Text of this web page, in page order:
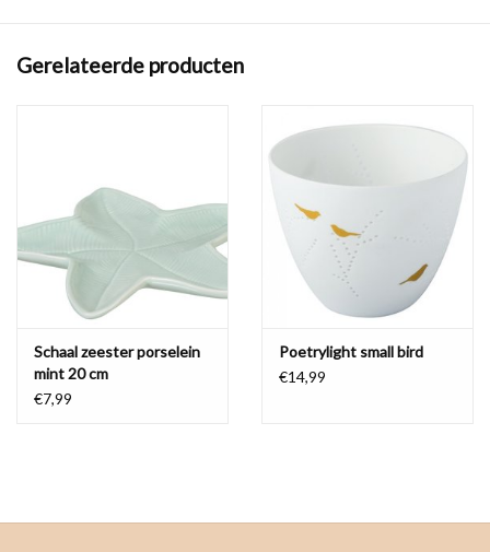
mat.
Gerelateerde producten
Schaal zeester porselein
mint 20 cm
€7,99
Poetrylight small bird
€14,99